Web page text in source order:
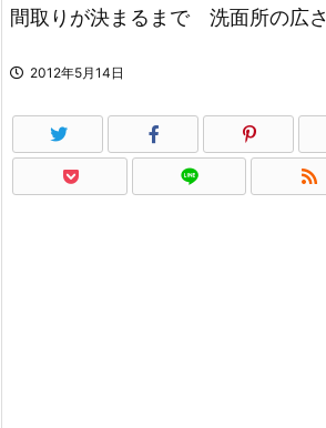
間取りが決まるまで 洗面所の広さ
2012年5月14日